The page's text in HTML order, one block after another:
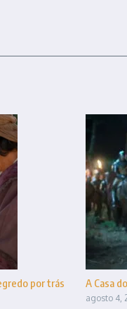
por trás
A Casa
agosto 4,